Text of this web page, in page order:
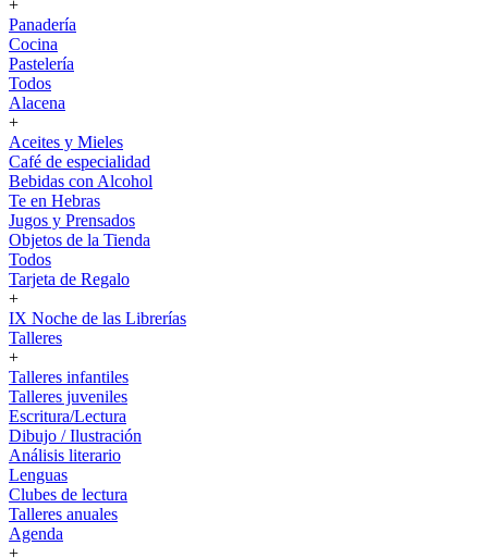
+
Panadería
Cocina
Pastelería
Todos
Alacena
+
Aceites y Mieles
Café de especialidad
Bebidas con Alcohol
Te en Hebras
Jugos y Prensados
Objetos de la Tienda
Todos
Tarjeta de Regalo
+
IX Noche de las Librerías
Talleres
+
Talleres infantiles
Talleres juveniles
Escritura/Lectura
Dibujo / Ilustración
Análisis literario
Lenguas
Clubes de lectura
Talleres anuales
Agenda
+